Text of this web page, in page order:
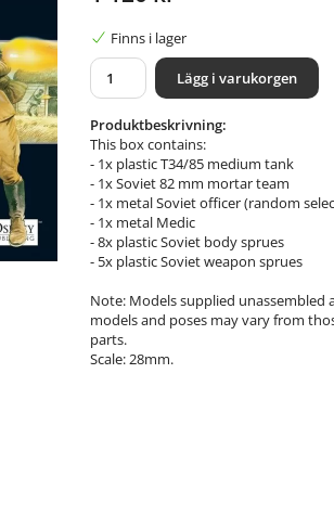
Finns i lager
Lägg i varukorgen
Produktbeskrivning:
This box contains:
- 1x plastic T34/85 medium tank
- 1x Soviet 82 mm mortar team
- 1x metal Soviet officer (random
- 1x metal Medic
- 8x plastic Soviet body sprues
- 5x plastic Soviet weapon sprues
Note: Models supplied unassembled
models and poses may vary from
parts.
Scale: 28mm.